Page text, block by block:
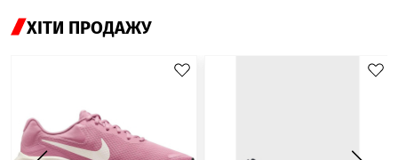
ХІТИ ПРОДАЖУ